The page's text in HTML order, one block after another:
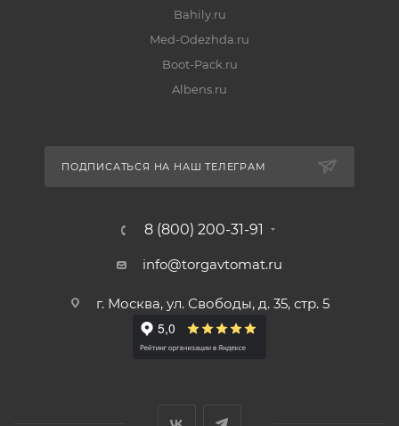
Bahily.ru
Med-Odezhda.ru
Boot-Pack.ru
Albens.ru
ПОДПИСАТЬСЯ НА НАШ ТЕЛЕГРАМ
8 (800) 200-31-91
info@torgavtomat.ru
г. Москва, ул. Свободы, д. 35, стр. 5